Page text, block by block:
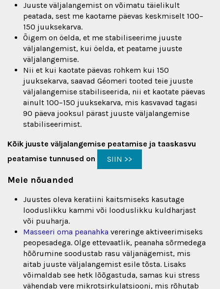
Juuste väljalangemist on võimatu täielikult
peatada, sest me kaotame päevas keskmiselt 100–
150 juuksekarva.
Õigem on öelda, et me stabiliseerime juuste
väljalangemist, kui öelda, et peatame juuste
väljalangemise.
Nii et kui kaotate päevas rohkem kui 150
juuksekarva, saavad Géomeri tooted teie juuste
väljalangemise stabiliseerida, nii et kaotate päevas
ainult 100–150 juuksekarva, mis kasvavad tagasi
90 päeva jooksul pärast juuste väljalangemise
stabiliseerimist.
Kõik juuste väljalangemise peatamise ja taaskasvu
peatamise tunnused on
SIIN >>
Meie nõuanded
Juustes oleva keratiini kaitsmiseks kasutage
looduslikku kammi või looduslikku kuldharjast
või puuharja.
Masseeri oma peanahka vereringe aktiveerimiseks
peopesadega. Olge ettevaatlik, peanaha sõrmedega
hõõrumine soodustab rasu väljanägemist, mis
aitab juuste väljalangemist esile tõsta. Lisaks
võimaldab see hetk lõõgastuda, samas kui stress
vähendab vere mikrotsirkulatsiooni, mis rõhutab